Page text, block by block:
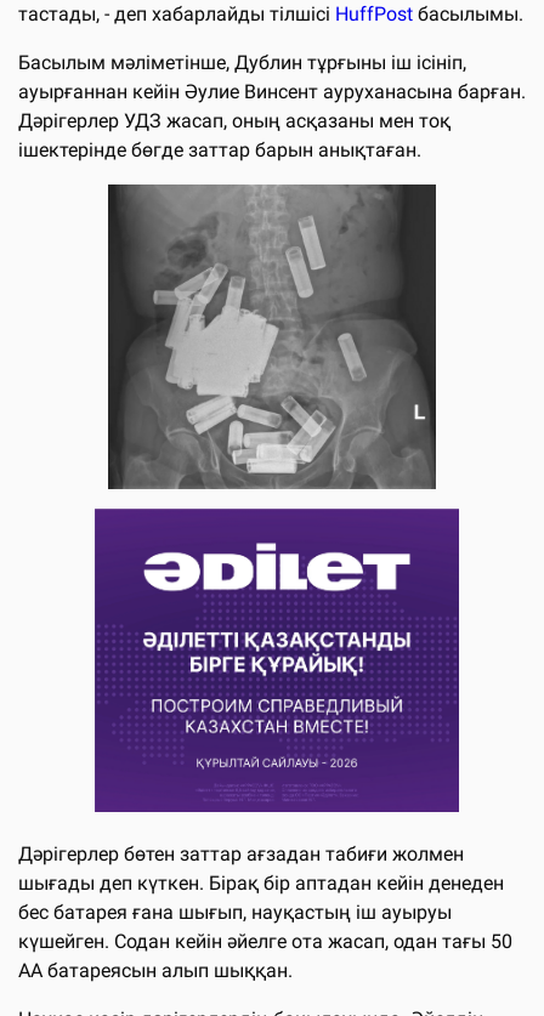
тастады, - деп хабарлайды тілшісі HuffPost басылымы.
Басылым мәліметінше, Дублин тұрғыны іш ісініп,
ауырғаннан кейін Әулие Винсент ауруханасына барған.
Дәрігерлер УДЗ жасап, оның асқазаны мен тоқ
ішектерінде бөгде заттар барын анықтаған.
Дәрігерлер бөтен заттар ағзадан табиғи жолмен
шығады деп күткен. Бірақ бір аптадан кейін денеден
бес батарея ғана шығып, науқастың іш ауыруы
күшейген. Содан кейін әйелге ота жасап, одан тағы 50
АА батареясын алып шыққан.